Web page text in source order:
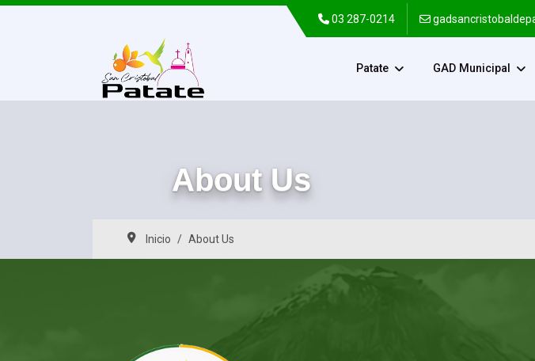
03 287-0214
Patate GAD Municipal
About Us
Inicio About Us